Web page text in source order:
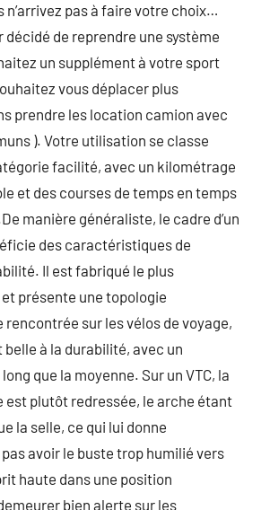
n’arrivez pas à faire votre choix…
décidé de reprendre une système
un supplément à votre sport
vous déplacer plus
prendre les location camion avec
). Votre utilisation se classe
facilité, avec un kilométrage
et des courses de temps en temps
manière généraliste, le cadre d’un
des caractéristiques de
Il est fabriqué le plus
présente une topologie
sur les vélos de voyage,
à la durabilité, avec un
que la moyenne. Sur un VTC, la
est plutôt redressée, le arche étant
la selle, ce qui lui donne
pas avoir le buste trop humilié vers
haute dans une position
bien alerte sur les